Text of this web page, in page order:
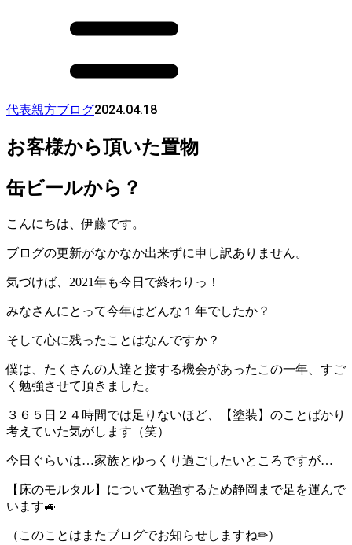
代表親方ブログ2024.04.18
お客様から頂いた置物
缶ビールから？
こんにちは、伊藤です。
ブログの更新がなかなか出来ずに申し訳ありません。
気づけば、2021年も今日で終わりっ！
みなさんにとって今年はどんな１年でしたか？
そして心に残ったことはなんですか？
僕は、たくさんの人達と接する機会があったこの一年、すご
く勉強させて頂きました。
３６５日２４時間では足りないほど、【塗装】のことばかり
考えていた気がします（笑）
今日ぐらいは…家族とゆっくり過ごしたいところですが…
【床のモルタル】について勉強するため静岡まで足を運んで
います🚙
（このことはまたブログでお知らせしますね✏）